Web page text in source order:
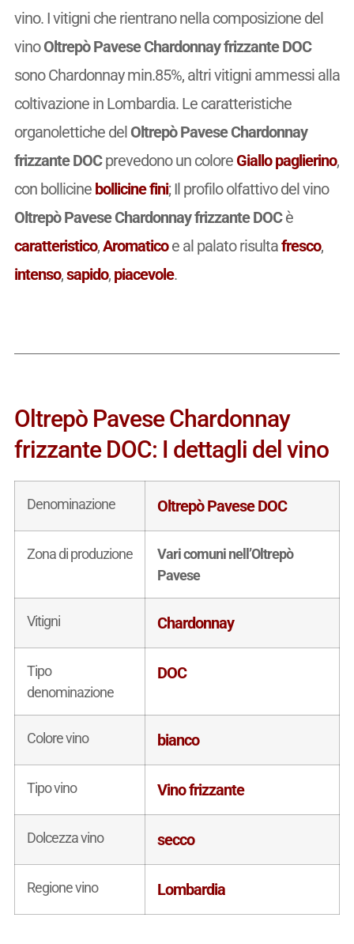
vino. I vitigni che rientrano nella composizione del
vinoOltrepò Pavese Chardonnay frizzante DOC
sono Chardonnay min.85%, altri vitigni ammessi alla
coltivazione in Lombardia. Le caratteristiche
organolettiche delOltrepò Pavese Chardonnay
frizzante DOCprevedono un colore Giallo paglierino,
con bollicine bollicine fini; Il profilo olfattivo del vino
Oltrepò Pavese Chardonnay frizzante DOCè
caratteristico,Aromaticoe al palato risultafresco,
intenso,sapido, piacevole.
Oltrepò Pavese Chardonnay
frizzante DOC: I dettagli del vino
Denominazione Oltrepò Pavese DOC
Zona di produzione
Vari comuni nell’Oltrepò
Pavese
Vitigni Chardonnay
Tipo
denominazione
DOC
Colore vino bianco
Tipo vino Vino frizzante
Dolcezza vino secco
Regione vino Lombardia